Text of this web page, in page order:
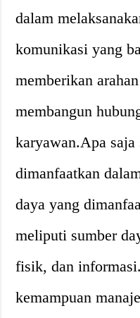
dalam
komunikasi yang
memberikan
membangun
karyawan.Apa saja
dimanfaatkan
daya yang
meliputi sumber
fisik, dan
kemampuan